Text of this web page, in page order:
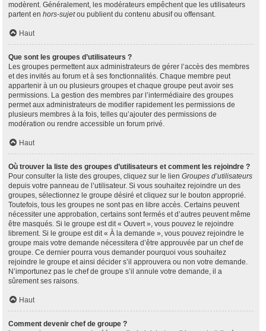
modèrent. Généralement, les modérateurs empêchent que les utilisateurs
partent en hors-sujetou publient du contenu abusif ou offensant.
Haut
Que sont les groupes d’utilisateurs ?
Les groupes permettent aux administrateurs de gérer l’accès des membres
et des invités au forum et à ses fonctionnalités. Chaque membre peut
appartenir à un ou plusieurs groupes et chaque groupe peut avoir ses
permissions. La gestion des membres par l’intermédiaire des groupes
permet aux administrateurs de modifier rapidement les permissions de
plusieurs membres à la fois, telles qu’ajouter des permissions de
modération ou rendre accessible un forum privé.
Haut
Où trouver la liste des groupes d’utilisateurs et comment les rejoindre ?
Pour consulter la liste des groupes, cliquez sur le lien Groupes d’utilisateurs
depuis votre panneau de l’utilisateur. Si vous souhaitez rejoindre un des
groupes, sélectionnez le groupe désiré et cliquez sur le bouton approprié.
Toutefois, tous les groupes ne sont pas en libre accès. Certains peuvent
nécessiter une approbation, certains sont fermés et d’autres peuvent même
être masqués. Si le groupe est dit « Ouvert », vous pouvez le rejoindre
librement. Si le groupe est dit « À la demande », vous pouvez rejoindre le
groupe mais votre demande nécessitera d’être approuvée par un chef de
groupe. Ce dernier pourra vous demander pourquoi vous souhaitez
rejoindre le groupe et ainsi décider s’il approuvera ou non votre demande.
N’importunez pas le chef de groupe s’il annule votre demande, il a
sûrement ses raisons.
Haut
Comment devenir chef de groupe ?